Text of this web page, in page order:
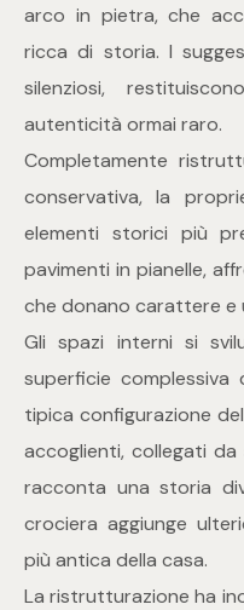
arco in pietra, che
ricca di storia. I
silenziosi,
autenticità ormai raro.
Completamente
conservativa, la
elementi storici più
pavimenti in pianelle,
che donano carattere e
Gli spazi interni si
superficie
tipica configurazione
accoglienti, collegati
racconta una storia
crociera aggiunge
più antica della casa.
La ristrutturazione ha
Totale
mq
Locali
Qualsiasi
1
2
3